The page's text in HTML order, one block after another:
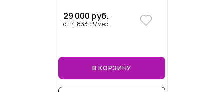
29 000 руб.
от 4 833 a/мес.
В КОРЗИНУ